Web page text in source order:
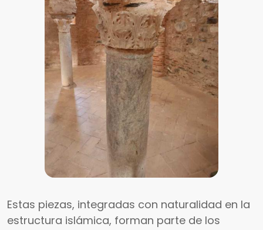
Estas piezas, integradas con naturalidad en la
estructura islámica, forman parte de los